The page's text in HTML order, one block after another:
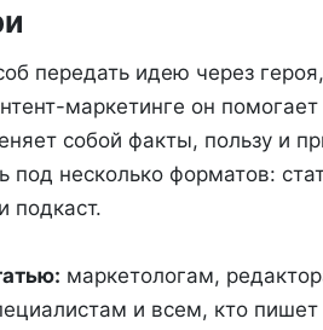
передать идею через
маркетинге он
собой факты, пользу и
под несколько форматов:
подкаст.
маркетологам,
и всем, кто